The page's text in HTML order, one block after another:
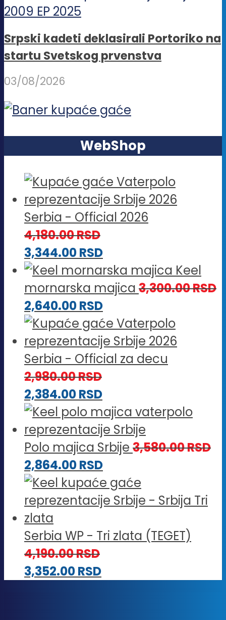
Srpski kadeti deklasirali Portoriko na
startu Svetskog prvenstva
03/08/2026
WebShop
Serbia - Official 2026
4,180.00RSD
3,344.00RSD
Keel
mornarska majica 3,300.00RSD
2,640.00RSD
Serbia - Official za decu
2,980.00RSD
2,384.00RSD
Polo majica Srbije 3,580.00RSD
2,864.00RSD
Serbia WP - Tri zlata (TEGET)
4,190.00RSD
3,352.00RSD